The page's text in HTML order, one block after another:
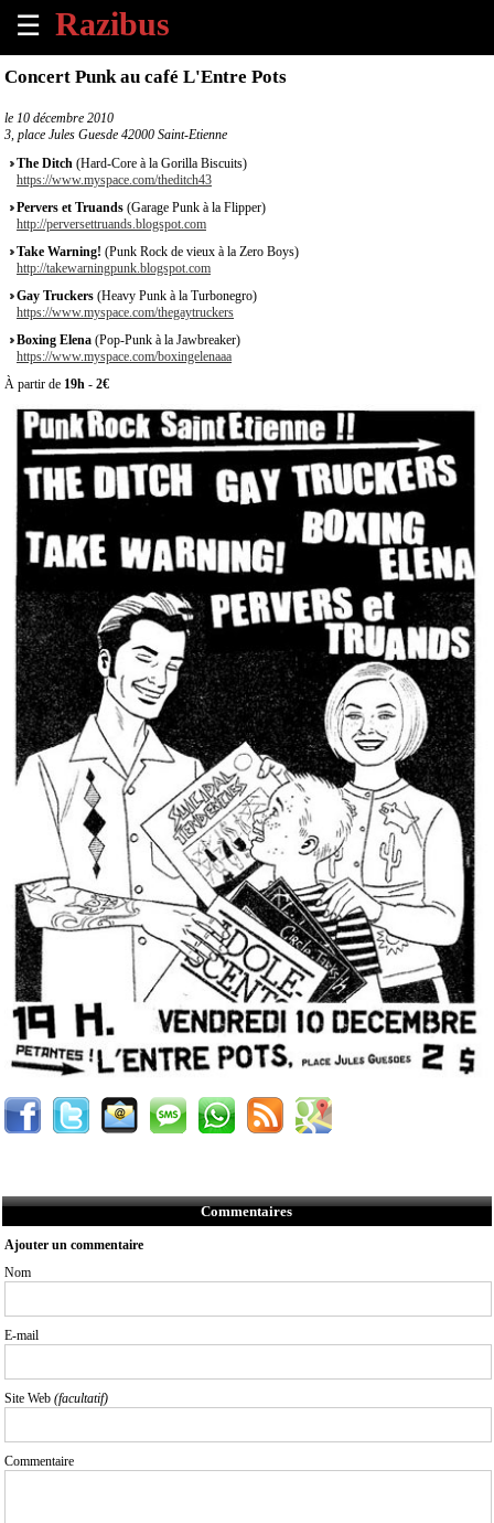
☰
×
Tous
les
évènements
à
venir
Annoncer
un
évènement
Contact
À
propos
Concert Punk au café L'Entre Pots
le 10 décembre 2010
3, place Jules Guesde 42000 Saint-Etienne
The Ditch (Hard-Core à la Gorilla Biscuits)
https://www.myspace.com/theditch43
Pervers et Truands (Garage Punk à la Flipper)
http://perversettruands.blogspot.com
Take Warning! (Punk Rock de vieux à la Zero Boys)
http://takewarningpunk.blogspot.com
Gay Truckers (Heavy Punk à la Turbonegro)
https://www.myspace.com/thegaytruckers
Boxing Elena (Pop-Punk à la Jawbreaker)
https://www.myspace.com/boxingelenaaa
À partir de 19h - 2€
Commentaires
Ajouter un commentaire
Nom
E-mail
Site Web (facultatif)
Commentaire